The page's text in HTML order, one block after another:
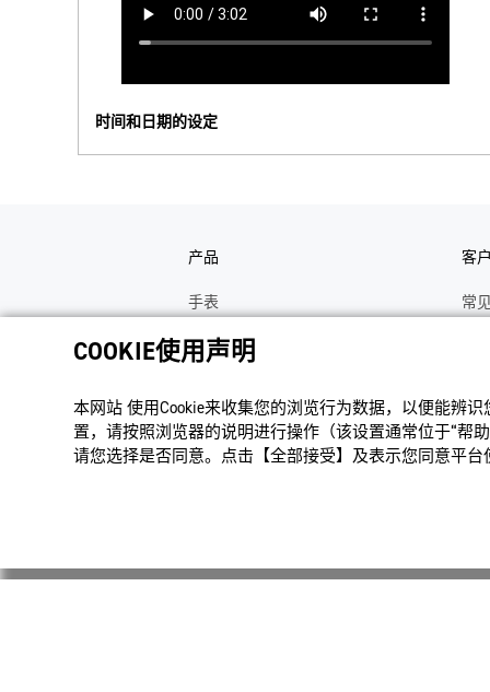
时间和日期的设定
产品
手表
电子乐器
办公计算器
电子辞典
客
常
维
修
COOKIE使用声明
本网站 使⽤Cookie来收集您的浏览⾏为数据，以便能辨
置，请按照浏览器的说明进⾏操作（该设置通常位于“帮
请您选择是否同意。点击【全部接受】及表示您同意平